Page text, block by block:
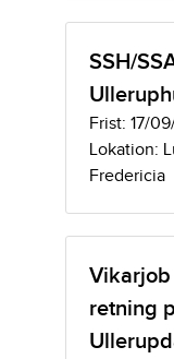
SSH/
Frist: 17/
Lokation:
Fredericia
retning